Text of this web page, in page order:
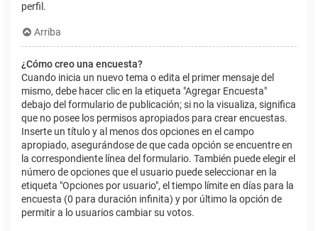
perfil.
Arriba
¿Cómo creo una encuesta?
Cuando inicia un nuevo tema o edita el primer mensaje del
mismo, debe hacer clic en la etiqueta "Agregar Encuesta"
debajo del formulario de publicación; si no la visualiza, significa
que no posee los permisos apropiados para crear encuestas.
Inserte un título y al menos dos opciones en el campo
apropiado, asegurándose de que cada opción se encuentre en
la correspondiente línea del formulario. También puede elegir el
número de opciones que el usuario puede seleccionar en la
etiqueta "Opciones por usuario", el tiempo límite en días para la
encuesta (0 para duración infinita) y por último la opción de
permitir a lo usuarios cambiar su votos.